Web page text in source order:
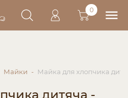
0
Майки Майка для хлопчика
дитяча -